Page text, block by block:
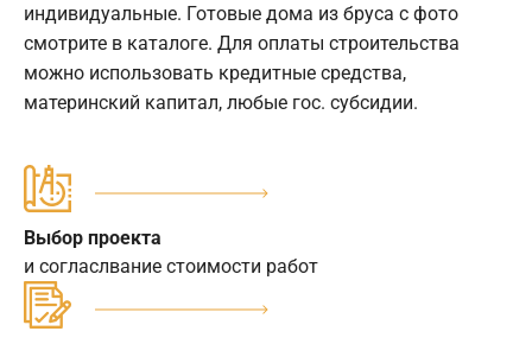
индивидуальные. Готовые дома из бруса с фото
смотрите в каталоге. Для оплаты строительства
можно использовать кредитные средства,
материнский капитал, любые гос. субсидии.
Выбор проекта
и согласлвание стоимости работ